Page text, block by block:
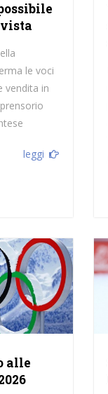
le voci
vendita in
leggi
alle